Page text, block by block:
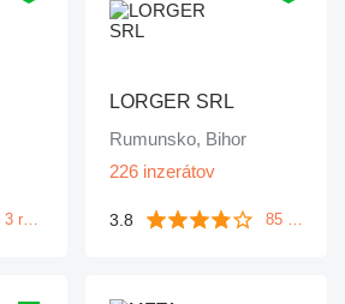
3 recenzie
LORGER SRL
Rumunsko, Bihor
226 inzerátov
3.8 85 recenzií